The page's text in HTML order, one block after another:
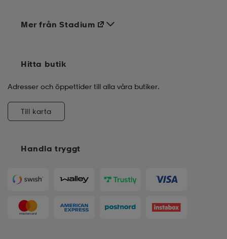
Handla tryggt
Mer från Stadium
Hitta butik
Adresser och öppettider till alla våra butiker.
Till karta